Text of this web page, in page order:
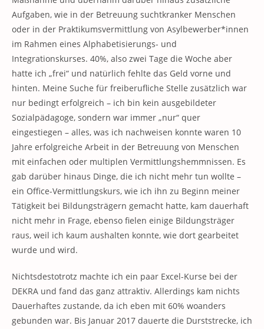
Aufgaben, wie in der Betreuung suchtkranker Menschen
oder in der Praktikumsvermittlung von Asylbewerber*innen
im Rahmen eines Alphabetisierungs- und
Integrationskurses. 40%, also zwei Tage die Woche aber
hatte ich „frei“ und natürlich fehlte das Geld vorne und
hinten. Meine Suche für freiberufliche Stelle zusätzlich war
nur bedingt erfolgreich – ich bin kein ausgebildeter
Sozialpädagoge, sondern war immer „nur“ quer
eingestiegen – alles, was ich nachweisen konnte waren 10
Jahre erfolgreiche Arbeit in der Betreuung von Menschen
mit einfachen oder multiplen Vermittlungshemmnissen. Es
gab darüber hinaus Dinge, die ich nicht mehr tun wollte –
ein Office-Vermittlungskurs, wie ich ihn zu Beginn meiner
Tätigkeit bei Bildungsträgern gemacht hatte, kam dauerhaft
nicht mehr in Frage, ebenso fielen einige Bildungsträger
raus, weil ich kaum aushalten konnte, wie dort gearbeitet
wurde und wird.
Nichtsdestotrotz machte ich ein paar Excel-Kurse bei der
DEKRA und fand das ganz attraktiv. Allerdings kam nichts
Dauerhaftes zustande, da ich eben mit 60% woanders
gebunden war. Bis Januar 2017 dauerte die Durststrecke, ich